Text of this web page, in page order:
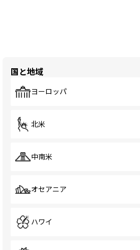
国と地域
ヨーロッパ
北米
中南米
オセアニア
ハワイ